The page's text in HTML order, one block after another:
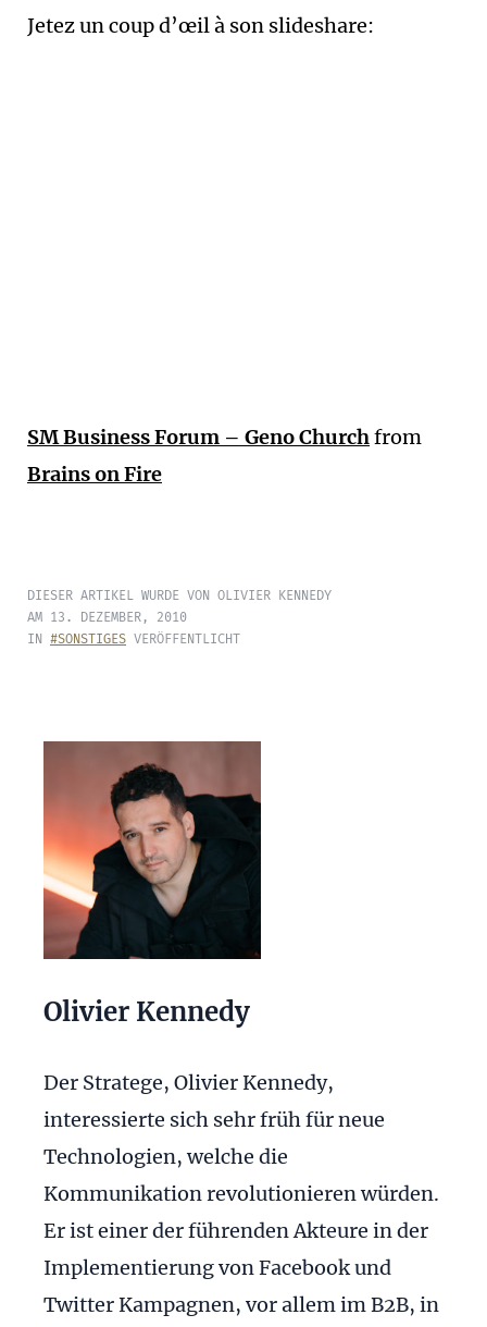
Jetez un coup d’œil à son slideshare:
SM Business Forum – Geno Churchfrom
Brains on Fire
DIESER ARTIKEL WURDE VON OLIVIER KENNEDY
AM 13. DEZEMBER, 2010
IN #SONSTIGES VERÖFFENTLICHT
Olivier Kennedy
Der Stratege, Olivier Kennedy,
interessierte sich sehr früh für neue
Technologien, welche die
Kommunikation revolutionieren würden.
Er ist einer der führenden Akteure in der
Implementierung von Facebook und
Twitter Kampagnen, vor allem im B2B, in